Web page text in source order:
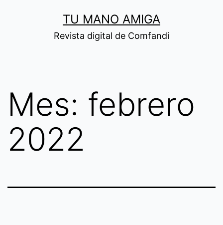
TU MANO AMIGA
Revista digital de Comfandi
Mes: febrero
2022